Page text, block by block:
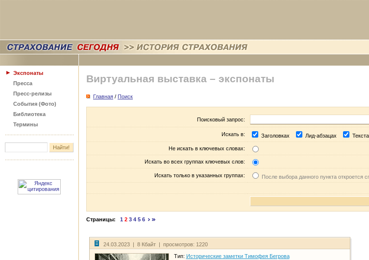
Экспонаты
Пресса
Пресс-релизы
События (Фото)
Библиотека
Термины
Виртуальная выставка – экспонаты
Главная / Поиск
Поисковый запрос:
Искать в: Заголовках Лид-абзацах
Не искать в ключевых словах:
Искать во всех группах ключевых слов:
Искать только в указанных группах: После выбора данного пункта откроется
Страницы: 1 2 3 4 5 6
24.03.2023 | 8 Кбайт | просмотров: 1220
Тип: Исторические заметки Тимофея Бегрова